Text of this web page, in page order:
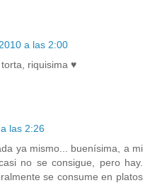
a las 2:00
riquisima ♥
las 2:26
ya mismo... buenísima, a mi
no se consigue, pero hay.
se consume en platos